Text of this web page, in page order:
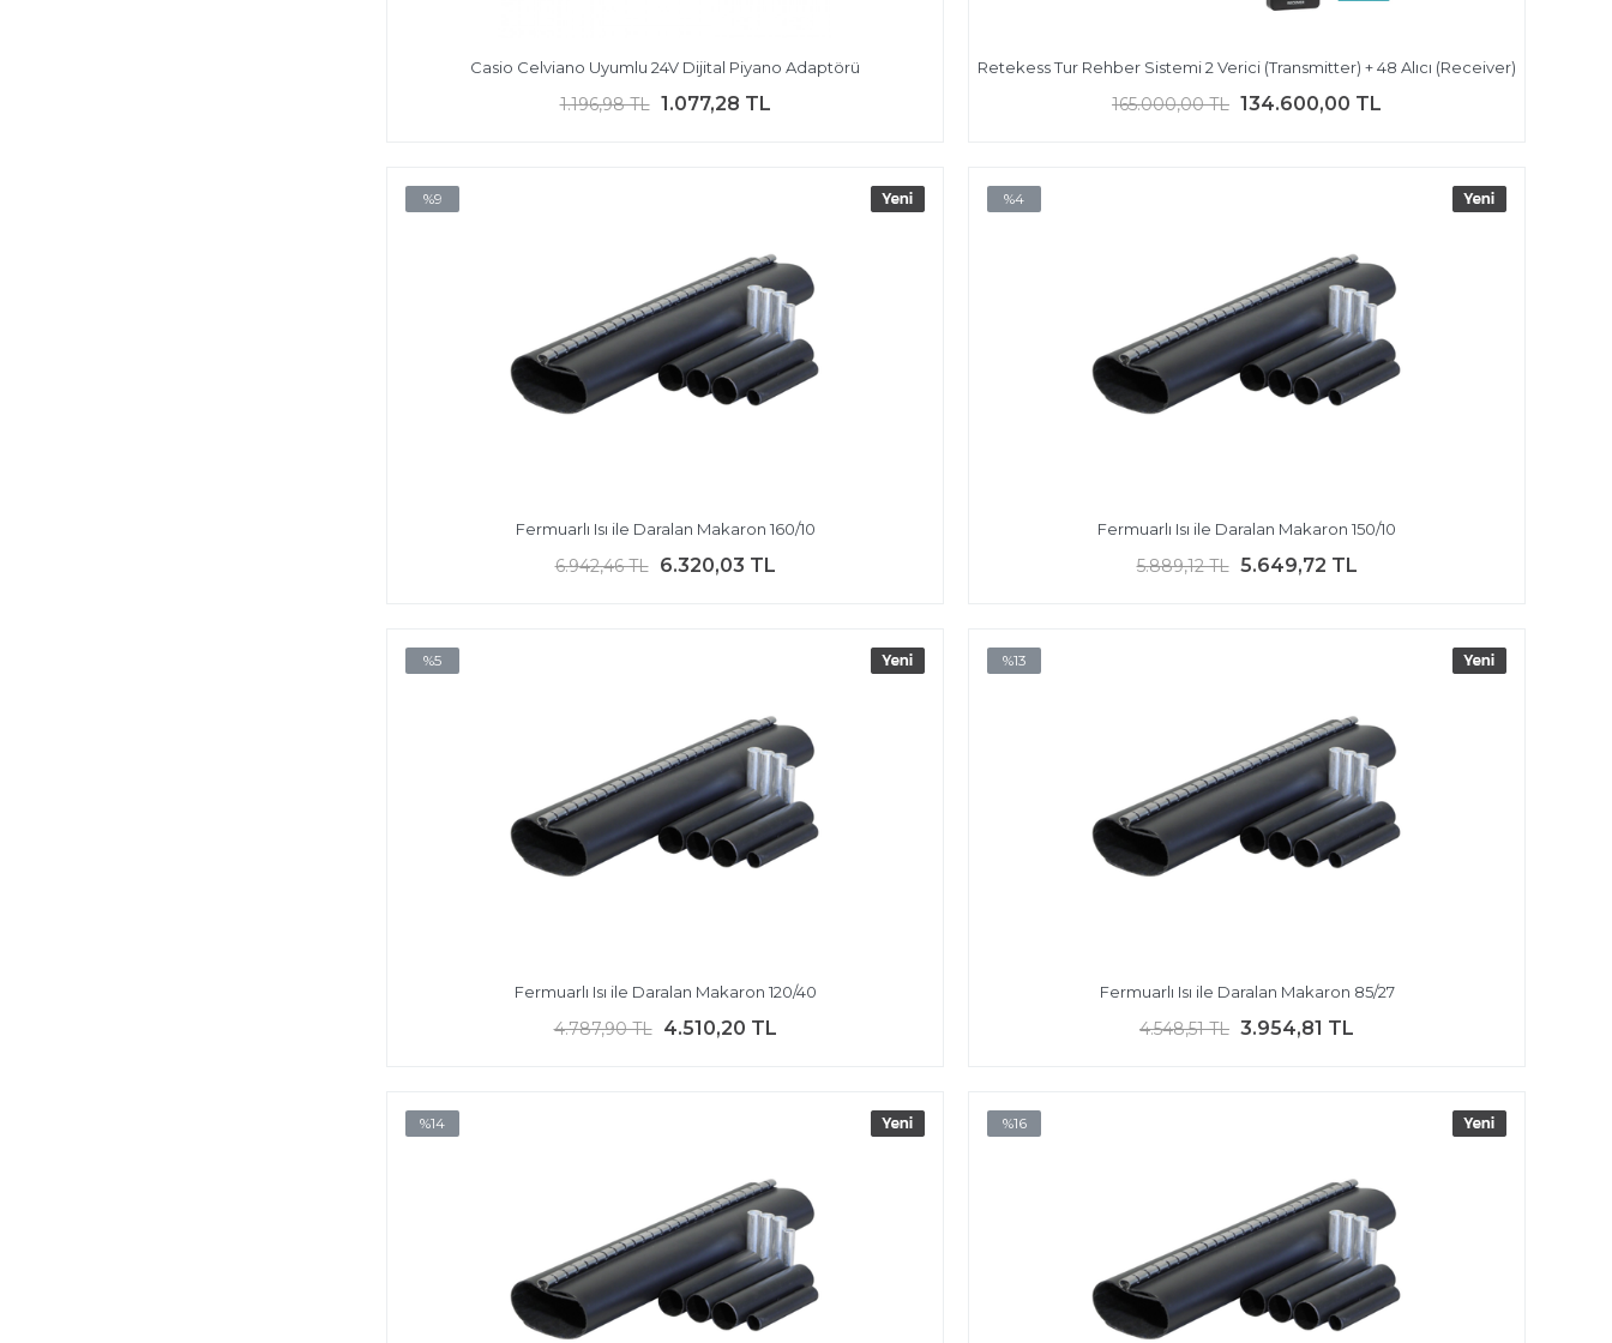
Casio Celviano Uyumlu 24V Dijital Piyano Adaptörü
1.196,98 TL 1.077,28 TL
Retekess Tur Rehber Sistemi 2 Verici (Transmitter) + 48 Alıcı (Receiver)
165.000,00 TL 134.600,00 TL
%9
Fermuarlı Isı ile Daralan Makaron 160/10
6.942,46 TL 6.320,03 TL
%4
Fermuarlı Isı ile Daralan Makaron 150/10
5.889,12 TL 5.649,72 TL
%5
Fermuarlı Isı ile Daralan Makaron 120/40
4.787,90 TL 4.510,20 TL
%13
Fermuarlı Isı ile Daralan Makaron 85/27
4.548,51 TL 3.954,81 TL
%14 %16